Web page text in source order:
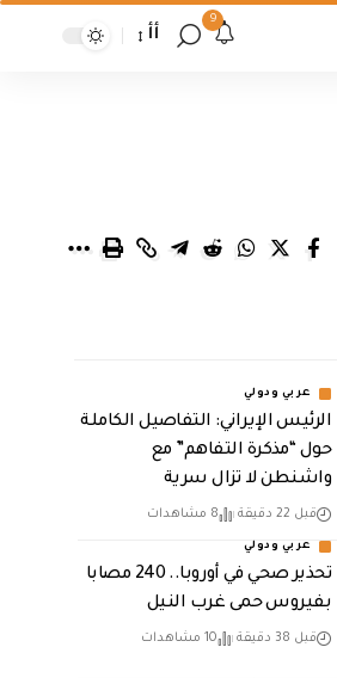
9
أأ
عربي ودولي
الرئيس الإيراني: التفاصيل الكاملة
حول “مذكرة التفاهم” مع
واشنطن لا تزال سرية
قبل 22 دقيقة 8 مشاهدات
عربي ودولي
تحذير صحي في أوروبا.. 240 مصابا
بفيروس حمى غرب النيل
قبل 38 دقيقة 10 مشاهدات